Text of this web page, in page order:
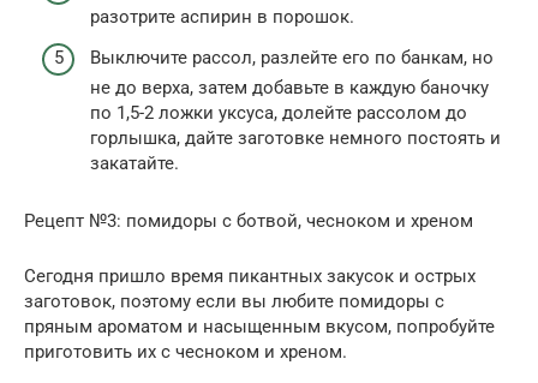
разотрите аспирин в порошок.
Выключите рассол, разлейте его по банкам, но
не до верха, затем добавьте в каждую баночку
по 1,5-2 ложки уксуса, долейте рассолом до
горлышка, дайте заготовке немного постоять и
закатайте.
Рецепт №3: помидоры с ботвой, чесноком и хреном
Сегодня пришло время пикантных закусок и острых
заготовок, поэтому если вы любите помидоры с
пряным ароматом и насыщенным вкусом, попробуйте
приготовить их с чесноком и хреном.